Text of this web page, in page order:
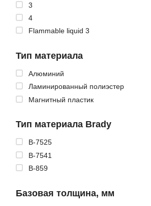
3
4
Flammable liquid 3
Тип материала
Алюминий
Ламинированный полиэстер
Магнитный пластик
Тип материала Brady
B-7525
B-7541
B-859
Базовая толщина, мм